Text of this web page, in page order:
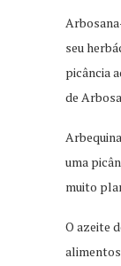
seu
picância
de
uma
muito
O azeite